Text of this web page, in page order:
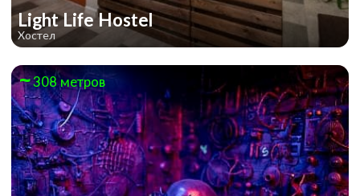
Light Life Hostel
Хостел
308 метров